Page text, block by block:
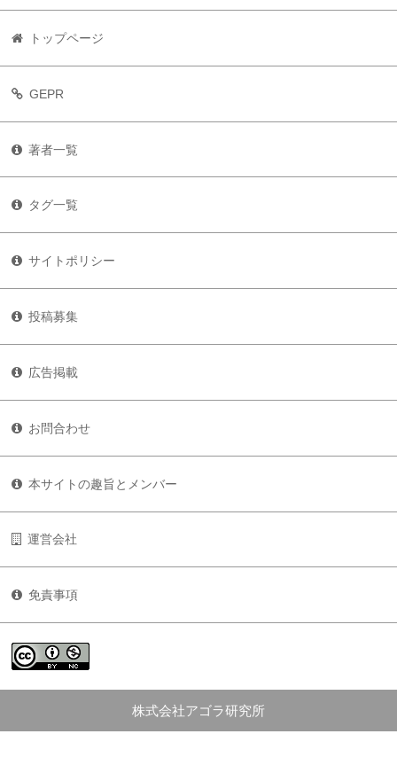
トップページ
GEPR
著者一覧
タグ一覧
サイトポリシー
投稿募集
広告掲載
お問合わせ
本サイトの趣旨とメンバー
運営会社
免責事項
株式会社アゴラ研究所